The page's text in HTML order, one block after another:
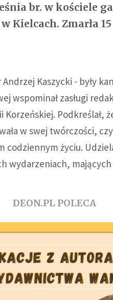
br. w kościele
Kielcach. Zmarła
Andrzej Kaszycki - były
wspominał zasługi
Podkreślał,
w swej twórczości,
codziennym życiu.
wydarzeniach,
DEON.PL POLECA